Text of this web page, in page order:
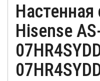
Настенная
Hisense